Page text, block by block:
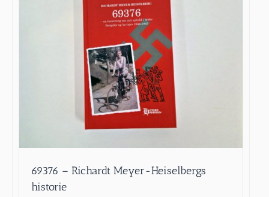
69376 – Richardt Meyer-Heiselbergs
historie